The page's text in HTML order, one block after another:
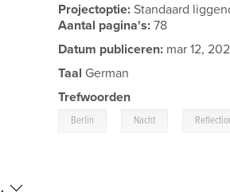
Projectoptie:Standaard
Aantal pagina's:78
Datum publiceren: mar 12,
Taal German
Trefwoorden
Berlin Nacht